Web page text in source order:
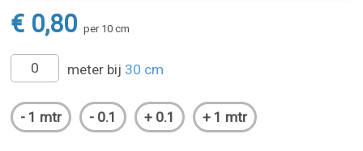
€ 0,80 per 10 cm
meter bij 30 cm